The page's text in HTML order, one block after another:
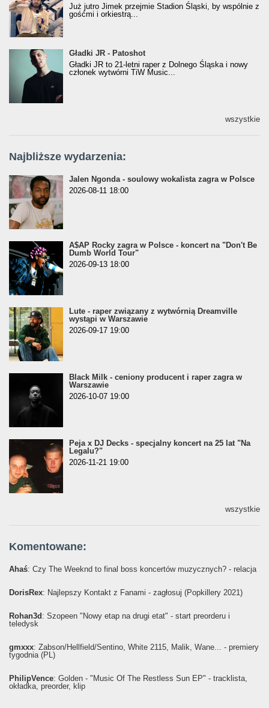
Już jutro Jimek przejmie Stadion Śląski, by wspólnie z
gośćmi i orkiestrą...
Gładki JR - Patoshot
Gładki JR - Patoshot
Gładki JR to 21-letni raper z Dolnego Śląska i nowy
członek wytwórni TiW Music...
wszystkie
Najbliższe wydarzenia:
Jalen Ngonda - soulowy wokalista zagra w Polsce
2026-08-11 18:00
A$AP Rocky zagra w Polsce - koncert na "Don't Be
Dumb World Tour"
2026-09-13 18:00
Lute - raper związany z wytwórnią Dreamville
wystąpi w Warszawie
2026-09-17 19:00
Black Milk - ceniony producent i raper zagra w
Warszawie
2026-10-07 19:00
Peja x DJ Decks - specjalny koncert na 25 lat "Na
Legalu?"
2026-11-21 19:00
wszystkie
Komentowane:
Ahaś: Czy The Weeknd to final boss koncertów muzycznych? - relacja
DorisRex: Najlepszy Kontakt z Fanami - zagłosuj (Popkillery 2021)
Rohan3d : Szopeen "Nowy etap na drugi etat" - start preorderu i
teledysk
gmxxx: Żabson/Hellfield/Sentino, White 2115, Malik, Wane... - premiery
tygodnia (PL)
PhilipVence: Golden - "Music Of The Restless Sun EP" - tracklista,
okładka, preorder, klip